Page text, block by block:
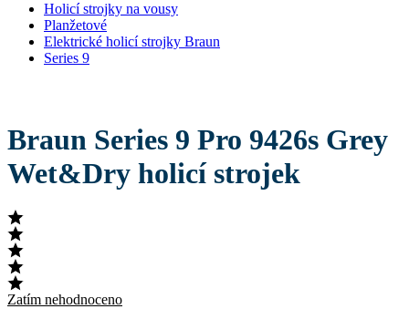
Holicí strojky na vousy
Planžetové
Elektrické holicí strojky Braun
Series 9
Braun Series 9 Pro 9426s Grey
Wet&Dry holicí strojek
Zatím nehodnoceno